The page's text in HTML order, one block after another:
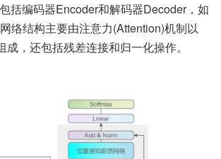
括编码器Encoder和解码器Decoder，如
络结构主要由注意力(Attention)机制以
成，还包括残差连接和归一化操作。